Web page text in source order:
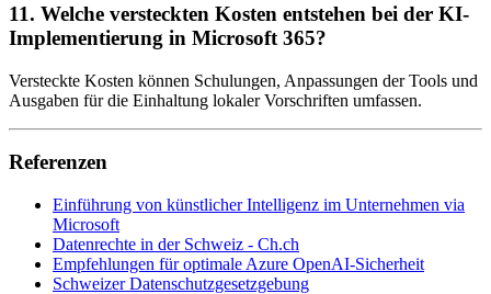
11. Welche versteckten Kosten entstehen bei der KI-
Implementierung in Microsoft 365?
Versteckte Kosten können Schulungen, Anpassungen der Tools und
Ausgaben für die Einhaltung lokaler Vorschriften umfassen.
Referenzen
Einführung von künstlicher Intelligenz im Unternehmen via
Microsoft
Datenrechte in der Schweiz - Ch.ch
Empfehlungen für optimale Azure OpenAI-Sicherheit
Schweizer Datenschutzgesetzgebung